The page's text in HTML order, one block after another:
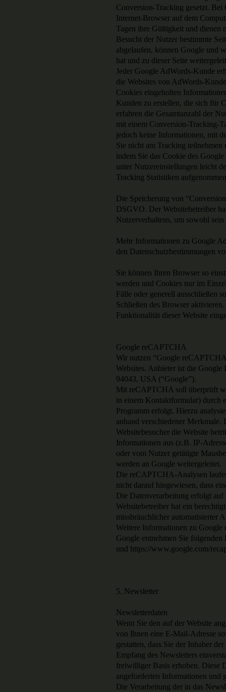
Conversion-Tracking gesetzt. Bei
Internet-Browser auf dem
Tagen ihre Gültigkeit und dienen
Besucht der Nutzer bestimmte
abgelaufen, können Google und
hat und zu dieser Seite
Jeder Google AdWords-Kunde
die Websites von AdWords-
Cookies eingeholten
Kunden zu erstellen, die sich für
erfahren die Gesamtanzahl der
mit einem Conversion-Tracking-
jedoch keine Informationen, mit
Sie nicht am Tracking
indem Sie das Cookie des
unter Nutzereinstellungen leicht
Tracking Statistiken
Die Speicherung von
DSGVO. Der Websitebetreiber
Nutzerverhaltens, um sowohl
Mehr Informationen zu Google
den Datenschutzbestimmungen
Sie können Ihren Browser so
werden und Cookies nur im
Fälle oder generell ausschließen
Schließen des Browser
Funktionalität dieser Website
Google reCAPTCHA
Wir nutzen “Google
Websites. Anbieter ist die
94043, USA (“Google”).
Mit reCAPTCHA soll überprüft
in einem Kontaktformular) durch
Programm erfolgt. Hierzu
anhand verschiedener Merkmale.
Websitebesucher die Website
Informationen aus (z.B. IP-
oder vom Nutzer getätigte
werden an Google weitergeleitet.
Die reCAPTCHA-Analysen
nicht darauf hingewiesen, dass
Die Datenverarbeitung erfolgt
Websitebetreiber hat ein
missbräuchlicher automatisierter
Weitere Informationen zu
Google entnehmen Sie
und https://www.google.com/
5. Newsletter
Newsletterdaten
Wenn Sie den auf der Website
von Ihnen eine E-Mail-Adresse
gestatten, dass Sie der Inhaber
Empfang des Newsletters
freiwilliger Basis erhoben. Diese
angeforderten Informationen und
Die Verarbeitung der in das